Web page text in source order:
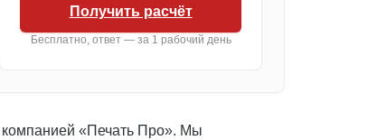
Получить расчёт
Бесплатно, ответ — за 1 рабочий день
компанией «Печать Про». Мы